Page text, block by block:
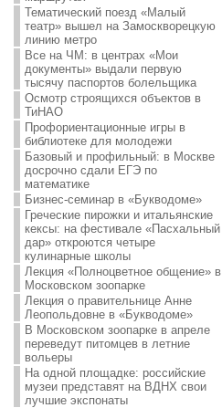
Тематический поезд «Малый
театр» вышел на Замоскворецкую
линию метро
Все на ЧМ: в центрах «Мои
документы» выдали первую
тысячу паспортов болельщика
Осмотр строящихся объектов в
ТиНАО
Профориентационные игры в
библиотеке для молодежи
Базовый и профильный: в Москве
досрочно сдали ЕГЭ по
математике
Бизнес-семинар в «Букводоме»
Греческие пирожки и итальянские
кексы: на фестивале «Пасхальный
дар» откроются четыре
кулинарные школы
Лекция «Полноцветное общение» в
Московском зоопарке
Лекция о правительнице Анне
Леопольдовне в «Букводоме»
В Московском зоопарке в апреле
переведут питомцев в летние
вольеры
На одной площадке: российские
музеи представят на ВДНХ свои
лучшие экспонаты